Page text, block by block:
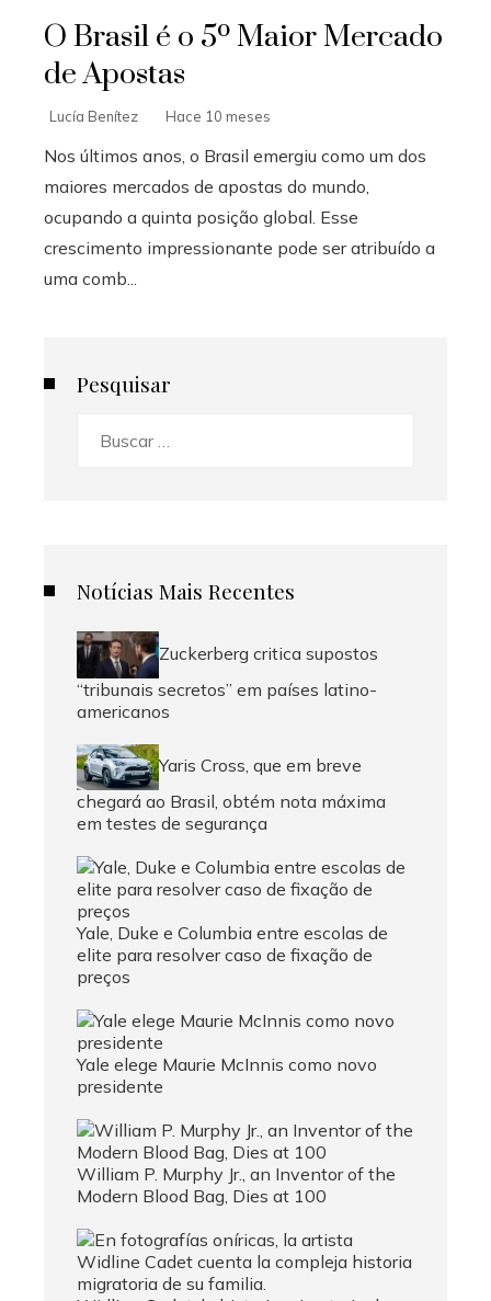
O Brasil é o 5º Maior Mercado
de Apostas
Lucía Benítez Hace 10 meses
Nos últimos anos, o Brasil emergiu como um dos
maiores mercados de apostas do mundo,
ocupando a quinta posição global. Esse
crescimento impressionante pode ser atribuído a
uma comb...
Pesquisar
Notícias Mais Recentes
Zuckerberg critica supostos
“tribunais secretos” em países latino-
americanos
Yaris Cross, que em breve
chegará ao Brasil, obtém nota máxima
em testes de segurança
Yale, Duke e Columbia entre escolas de
elite para resolver caso de fixação de
preços
Yale elege Maurie McInnis como novo
presidente
William P. Murphy Jr., an Inventor of the
Modern Blood Bag, Dies at 100